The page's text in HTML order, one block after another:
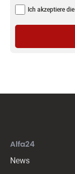
Ich akzeptiere die
Alfa24
News